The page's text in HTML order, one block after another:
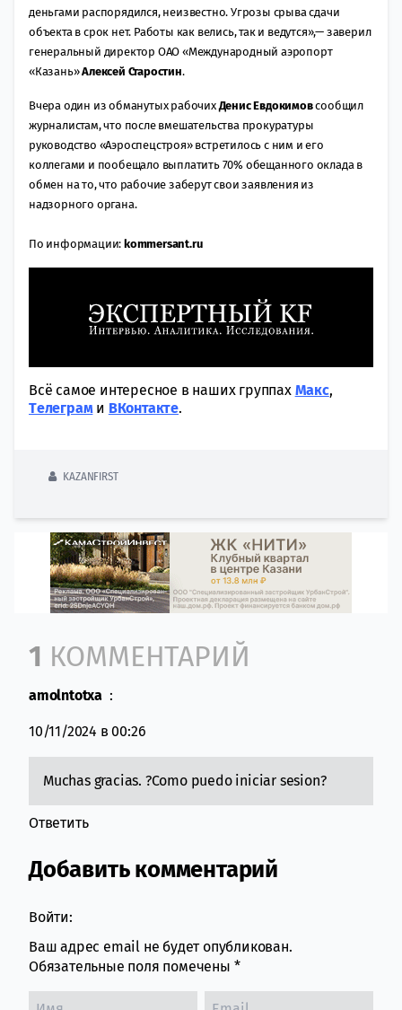
деньгами распорядился, неизвестно. Угрозы срыва сдачи
объекта в срок нет. Работы как велись, так и ведутся»,— заверил
генеральный директор ОАО «Международный аэропорт
«Казань»Алексей Старостин.
Вчера один из обманутых рабочих Денис Евдокимовсообщил
журналистам, что после вмешательства прокуратуры
руководство «Аэроспецстроя» встретилось с ним и его
коллегами и пообещало выплатить 70% обещанного оклада в
обмен на то, что рабочие заберут свои заявления из
надзорного органа.
По информации: kommersant.ru
Всё самое интересное в наших группах Макс,
Tелеграми ВКонтакте.
KAZANFIRST
Comment section
1 КОММЕНТАРИЙ
amolntotxa :
10/11/2024 в 00:26
Muchas gracias. ?Como puedo iniciar sesion?
Ответить
Добавить комментарий
Войти:
Ваш адрес email не будет опубликован.
Обязательные поля помечены *